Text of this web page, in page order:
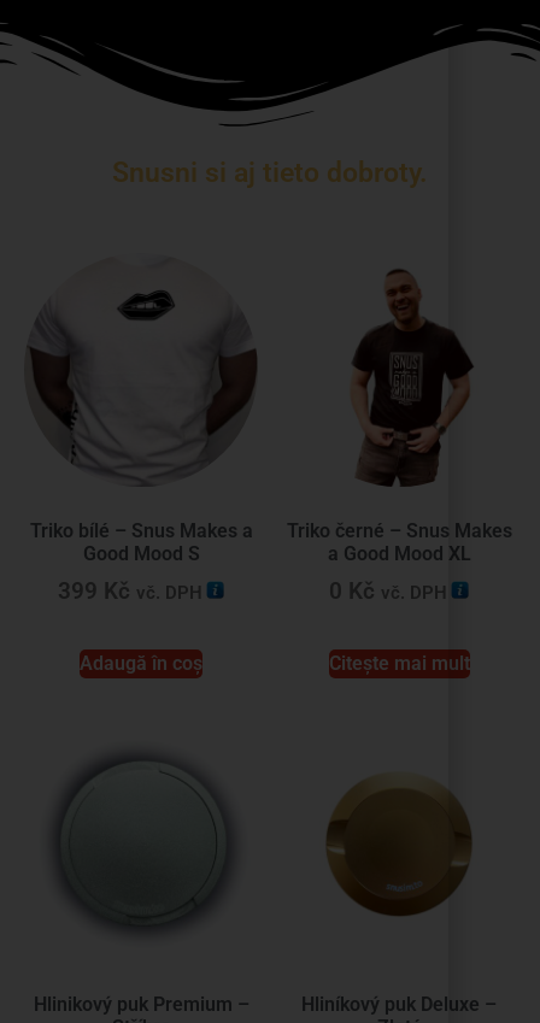
Snusni si aj tieto dobroty.
Triko bílé – Snus Makes a
Good Mood S
399 Kč vč. DPH
Adaugă în coș
Triko černé – Snus Makes
a Good Mood XL
0 Kč vč. DPH
Citește mai mult
Hlinikový puk Premium –
Hliníkový puk Deluxe –